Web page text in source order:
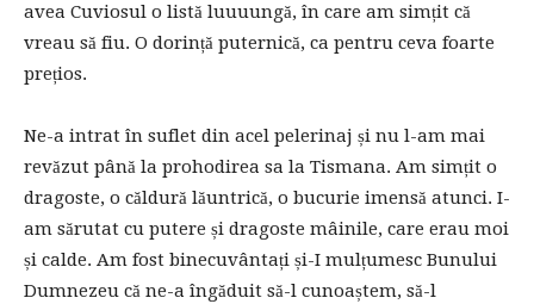
avea Cuviosul o listă luuuungă, în care am simțit că
vreau să fiu. O dorință puternică, ca pentru ceva foarte
prețios.
Ne-a intrat în suflet din acel pelerinaj și nu l-am mai
revăzut până la prohodirea sa la Tismana. Am simțit o
dragoste, o căldură lăuntrică, o bucurie imensă atunci. I-
am sărutat cu putere și dragoste mâinile, care erau moi
și calde. Am fost binecuvântați și-I mulțumesc Bunului
Dumnezeu că ne-a îngăduit să-l cunoaștem, să-l